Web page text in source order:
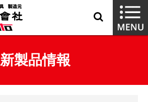
新製品情報